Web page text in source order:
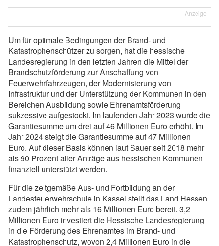
Anzeige
Um für optimale Bedingungen der Brand- und
Katastrophenschützer zu sorgen, hat die hessische
Landesregierung in den letzten Jahren die Mittel der
Brandschutzförderung zur Anschaffung von
Feuerwehrfahrzeugen, der Modernisierung von
Infrastruktur und der Unterstützung der Kommunen in den
Bereichen Ausbildung sowie Ehrenamtsförderung
sukzessive aufgestockt. Im laufenden Jahr 2023 wurde die
Garantiesumme um drei auf 46 Millionen Euro erhöht. Im
Jahr 2024 steigt die Garantiesumme auf 47 Millionen
Euro. Auf dieser Basis können laut Sauer seit 2018 mehr
als 90 Prozent aller Anträge aus hessischen Kommunen
finanziell unterstützt werden.
Für die zeitgemäße Aus- und Fortbildung an der
Landesfeuerwehrschule in Kassel stellt das Land Hessen
zudem jährlich mehr als 16 Millionen Euro bereit. 3,2
Millionen Euro investiert die Hessische Landesregierung
in die Förderung des Ehrenamtes im Brand- und
Katastrophenschutz, wovon 2,4 Millionen Euro in die